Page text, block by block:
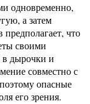
одновременно,
а затем
предполагает, что
своими
дырочки и
совместно с
опасные
его зрения.